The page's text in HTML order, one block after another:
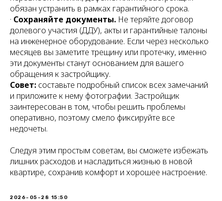
обязан устранить в рамках гарантийного срока.
· Сохраняйте документы. Не теряйте договор
долевого участия (ДДУ), акты и гарантийные талоны
на инженерное оборудование. Если через несколько
месяцев вы заметите трещину или протечку, именно
эти документы станут основанием для вашего
обращения к застройщику.
Совет: составьте подробный список всех замечаний
и приложите к нему фотографии. Застройщик
заинтересован в том, чтобы решить проблемы
оперативно, поэтому смело фиксируйте все
недочеты.
Следуя этим простым советам, вы сможете избежать
лишних расходов и насладиться жизнью в новой
квартире, сохранив комфорт и хорошее настроение.
2026-05-28 15:50